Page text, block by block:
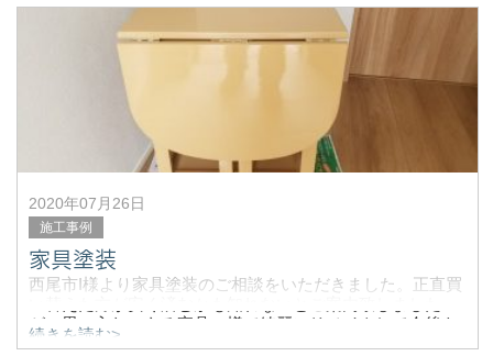
■当社をどこでお知りになりましたか？：
知人のご紹介
2020年07月26日
施工事例
家具塗装
西尾市I様より家具塗装のご相談をいただきました。正直買
が、思い入れのある家具の様で綺麗にリメイクして今後も
続きを読む>